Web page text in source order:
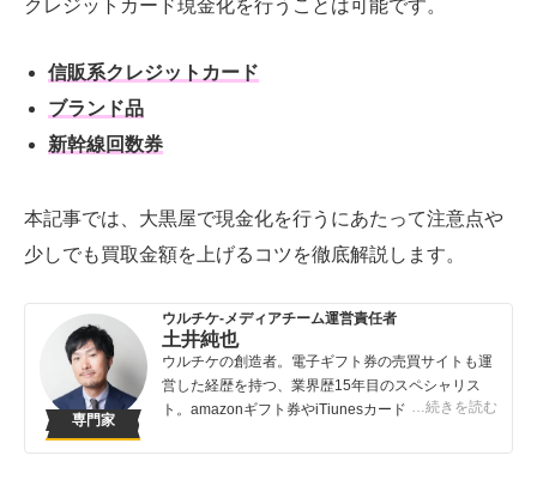
クレジットカード現金化を行うことは可能です。
信販系クレジットカード
ブランド品
新幹線回数券
本記事では、大黒屋で現金化を行うにあたって注意点や
少しでも買取金額を上げるコツを徹底解説します。
専門家
ウルチケ-メディアチーム運営責任者
土井純也
…続きを読む
ウルチケの創造者。電子ギフト券の売買サイトも運
営した経歴を持つ、業界歴15年目のスペシャリス
ト。amazonギフト券やiTiunesカードの売買は知っ
まうこんなバカバカしいことは避けてほしい！